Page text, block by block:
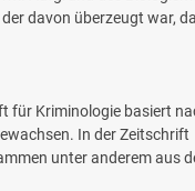
davon überzeugt war,
für Kriminologie basiert
In der Zeitschrift
unter anderem aus